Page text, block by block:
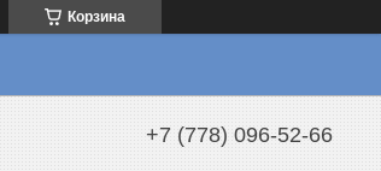
Корзина
+7 (778) 096-52-66